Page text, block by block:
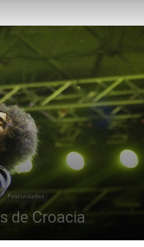
Festividades
de Croacia